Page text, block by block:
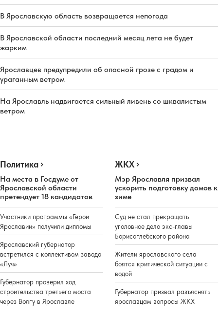
В Ярославскую область возвращается непогода
В Ярославской области последний месяц лета не будет
жарким
Ярославцев предупредили об опасной грозе с градом и
ураганным ветром
На Ярославль надвигается сильный ливень со шквалистым
ветром
Политика
На места в Госдуме от
Ярославской области
претендует 18 кандидатов
Участники программы «Герои
Ярославии» получили дипломы
Ярославский губернатор
встретился с коллективом завода
«Луч»
Губернатор проверил ход
строительства третьего моста
через Волгу в Ярославле
ЖКХ
Мэр Ярославля призвал
ускорить подготовку домов к
зиме
Суд не стал прекращать
уголовное дело экс-главы
Борисоглебского района
Жители ярославского села
боятся критической ситуации с
водой
Губернатор призвал разъяснять
ярославцам вопросы ЖКХ